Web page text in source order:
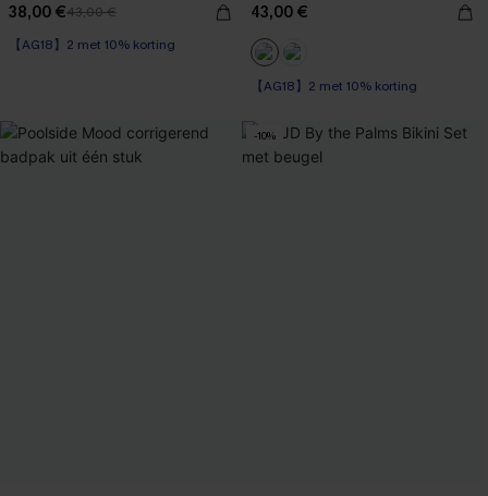
38,00 €43,00 €
【AG18】2 met 10% korting
High Waist
43,00 €
【AG18】2 met 10% korting
-10%